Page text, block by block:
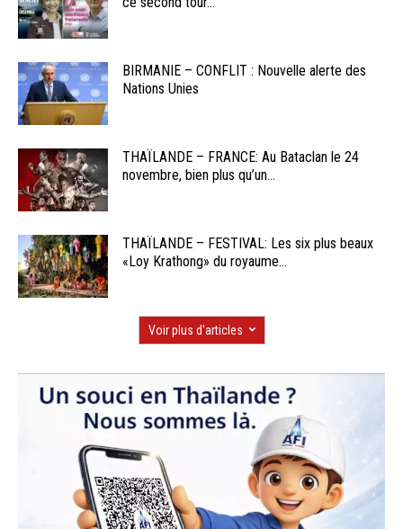
BIRMANIE – CONFLIT : Nouvelle alerte des
Nations Unies
THAÏLANDE – FRANCE: Au Bataclan le 24
novembre, bien plus qu’un...
THAÏLANDE – FESTIVAL: Les six plus beaux
«Loy Krathong» du royaume...
Voir plus d'articles